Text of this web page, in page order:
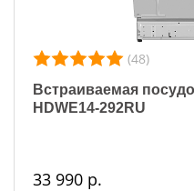
(48)
Встраиваемая
HDWE14-292RU
33 990 р.